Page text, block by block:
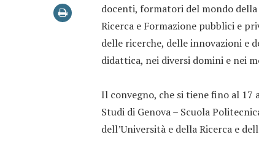
docenti, formatori del mondo
Ricerca e Formazione pubblici e
delle ricerche, delle innovazioni e
didattica, nei diversi domini e nei
Il convegno, che si tiene fino al 17
Studi di Genova – Scuola
dell’Università e della Ricerca e